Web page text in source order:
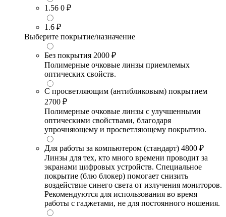
1.56 0 ₽
1.6 ₽
Выберите покрытие/назначение
Без покрытия 2000 ₽
Полимерные очковые линзы приемлемых
оптических свойств.
С просветляющим (антибликовым) покрытием
2700 ₽
Полимерные очковые линзы с улучшенными
оптическими свойствами, благодаря
упрочняющему и просветляющему покрытию.
Для работы за компьютером (стандарт) 4800 ₽
Линзы для тех, кто много времени проводит за
экранами цифровых устройств. Специальное
покрытие (блю блокер) помогает снизить
воздействие синего света от излучения мониторов.
Рекомендуются для использования во время
работы с гаджетами, не для постоянного ношения.